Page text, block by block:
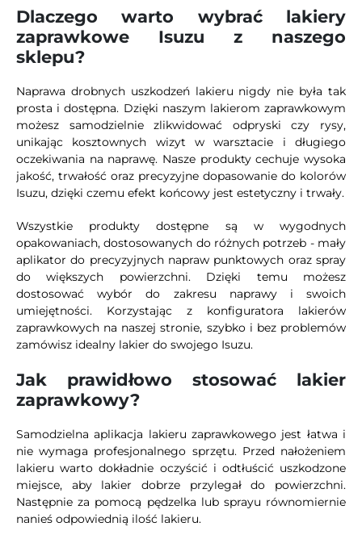
Dlaczego warto wybrać lakiery
zaprawkowe Isuzu z naszego
sklepu?
Naprawa drobnych uszkodzeń lakieru nigdy nie była tak
prosta i dostępna. Dzięki naszym lakierom zaprawkowym
możesz samodzielnie zlikwidować odpryski czy rysy,
unikając kosztownych wizyt w warsztacie i długiego
oczekiwania na naprawę. Nasze produkty cechuje wysoka
jakość, trwałość oraz precyzyjne dopasowanie do kolorów
Isuzu, dzięki czemu efekt końcowy jest estetyczny i trwały.
Wszystkie produkty dostępne są w wygodnych
opakowaniach, dostosowanych do różnych potrzeb - mały
aplikator do precyzyjnych napraw punktowych oraz spray
do większych powierzchni. Dzięki temu możesz
dostosować wybór do zakresu naprawy i swoich
umiejętności. Korzystając z konfiguratora lakierów
zaprawkowych na naszej stronie, szybko i bez problemów
zamówisz idealny lakier do swojego Isuzu.
Jak prawidłowo stosować lakier
zaprawkowy?
Samodzielna aplikacja lakieru zaprawkowego jest łatwa i
nie wymaga profesjonalnego sprzętu. Przed nałożeniem
lakieru warto dokładnie oczyścić i odtłuścić uszkodzone
miejsce, aby lakier dobrze przylegał do powierzchni.
Następnie za pomocą pędzelka lub sprayu równomiernie
nanieś odpowiednią ilość lakieru.